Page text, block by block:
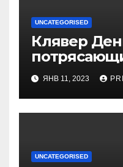
UNCATEGORISED
Клявер
миллионов
узнайте
нужно
жизни!
ЯНВ 11, 2023
UNCATEGORISED